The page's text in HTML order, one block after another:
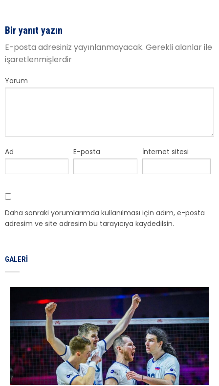
Bir yanıt yazın
E-posta adresiniz yayınlanmayacak. Gerekli alanlar ile
işaretlenmişlerdir
Yorum
Ad E-posta İnternet sitesi
Daha sonraki yorumlarımda kullanılması için adım, e-posta
adresim ve site adresim bu tarayıcıya kaydedilsin.
GALERI